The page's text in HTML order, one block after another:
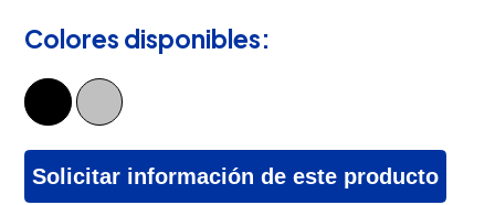
Colores disponibles:
Solicitar información de este producto